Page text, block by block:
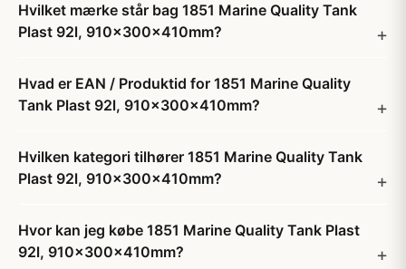
Hvilket mærke står bag 1851 Marine Quality Tank
Plast 92l, 910x300x410mm?
Hvad er EAN / Produktid for 1851 Marine Quality
Tank Plast 92l, 910x300x410mm?
Hvilken kategori tilhører 1851 Marine Quality Tank
Plast 92l, 910x300x410mm?
Hvor kan jeg købe 1851 Marine Quality Tank Plast
92l, 910x300x410mm?